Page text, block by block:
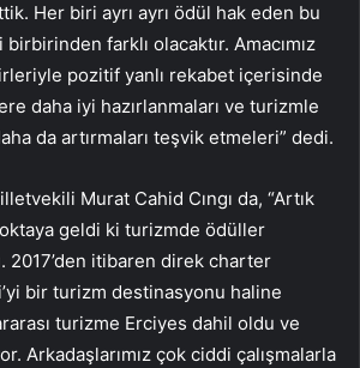
Her biri ayrı ayrı ödül hak eden bu
farklı olacaktır. Amacımız
pozitif yanlı rekabet içerisinde
daha iyi hazırlanmaları ve turizmle
da artırmaları teşvik etmeleri” dedi.
Murat Cahid Cıngı da, “Artık
geldi ki turizmde ödüller
2017’den itibaren direk charter
bir turizm destinasyonu haline
turizme Erciyes dahil oldu ve
Arkadaşlarımız çok ciddi çalışmalarla